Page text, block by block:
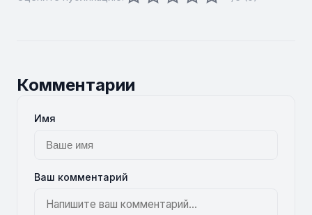
Комментарии
Имя
Ваш комментарий